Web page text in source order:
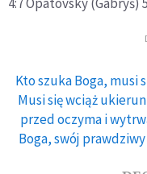
Kto szuka Boga, musi
Musi się wciąż
przed oczyma i
Boga, swój